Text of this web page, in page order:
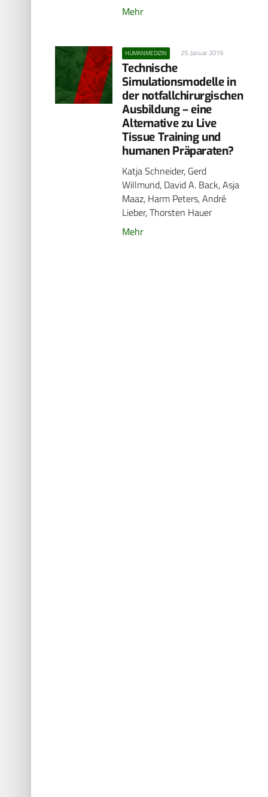
Mehr
HUMANMEDIZIN 25. Januar 2019
Technische
Simulationsmodelle in
der notfallchirurgischen
Ausbildung – eine
Alternative zu Live
Tissue Training und
humanen Präparaten?
Katja Schneider, Gerd
Willmund, David A. Back, Asja
Maaz, Harm Peters, André
Lieber, Thorsten Hauer
Mehr